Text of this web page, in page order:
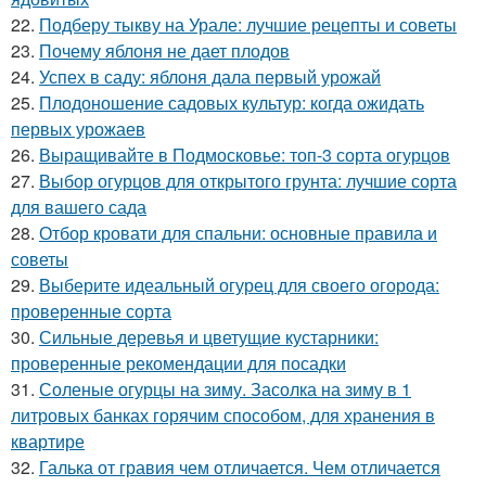
22. Подберу тыкву на Урале: лучшие рецепты и советы
23. Почему яблоня не дает плодов
24. Успех в саду: яблоня дала первый урожай
25. Плодоношение садовых культур: когда ожидать
первых урожаев
26. Выращивайте в Подмосковье: топ-3 сорта огурцов
27. Выбор огурцов для открытого грунта: лучшие сорта
для вашего сада
28. Отбор кровати для спальни: основные правила и
советы
29. Выберите идеальный огурец для своего огорода:
проверенные сорта
30. Сильные деревья и цветущие кустарники:
проверенные рекомендации для посадки
31. Соленые огурцы на зиму. Засолка на зиму в 1
литровых банках горячим способом, для хранения в
квартире
32. Галька от гравия чем отличается. Чем отличается